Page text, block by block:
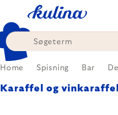
content
Home Spisning Bar
Karaffel og